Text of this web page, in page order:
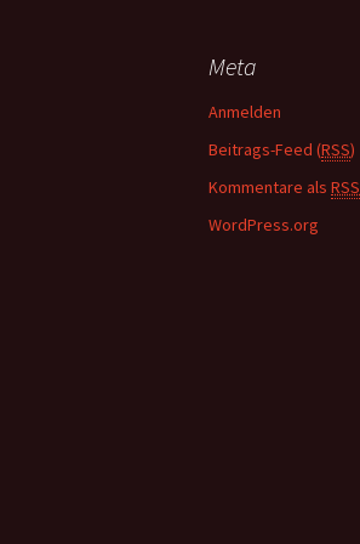
n
c
h
Meta
Anmelden
Beitrags-Feed (RSS)
Kommentare als RSS
WordPress.org